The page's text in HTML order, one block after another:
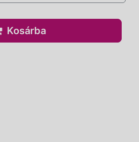
Kosárba